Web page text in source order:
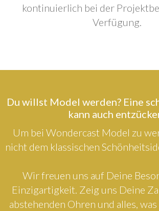
kontinuierlich bei der
Verfügung.
Du willst Model werden? Eine
kann auch
Um bei Wondercast Model zu
nicht dem klassischen
Wir freuen uns auf Deine
Einzigartigkeit. Zeig uns Deine
abstehenden Ohren und alles,